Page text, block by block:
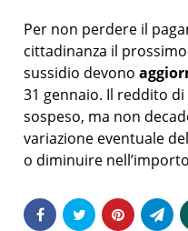
Per non perdere il
cittadinanza il
sussidio devono
31 gennaio. Il reddito
sospeso, ma non
variazione eventuale
o diminuire